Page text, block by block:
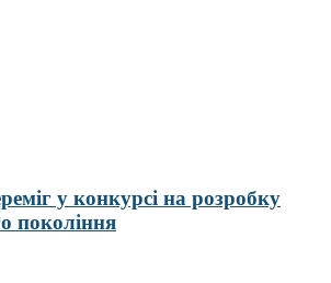
у конкурсі на розробку
покоління